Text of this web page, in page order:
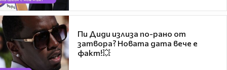
Пи Диди излиза по-рано от
затвора? Новата дата вече е
факт!💥